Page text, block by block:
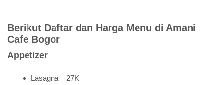
Berikut Daftar dan Harga Menu di Amani
Cafe Bogor
Appetizer
Lasagna 27K